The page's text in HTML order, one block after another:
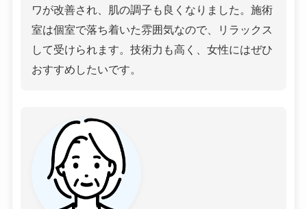
ワが改善され、肌の調子も良くなりました。施術
室は個室で落ち着いた雰囲気なので、リラックス
して受けられます。技術力も高く、女性にはぜひ
おすすめしたいです。